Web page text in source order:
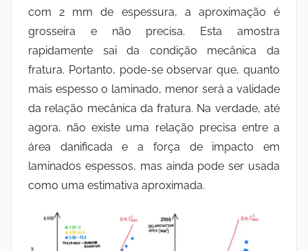
com 2 mm de espessura, a aproximação é
grosseira e não precisa. Esta amostra
rapidamente sai da condição mecânica da
fratura. Portanto, pode-se observar que, quanto
mais espesso o laminado, menor será a validade
da relação mecânica da fratura. Na verdade, até
agora, não existe uma relação precisa entre a
área danificada e a força de impacto em
laminados espessos, mas ainda pode ser usada
como uma estimativa aproximada.